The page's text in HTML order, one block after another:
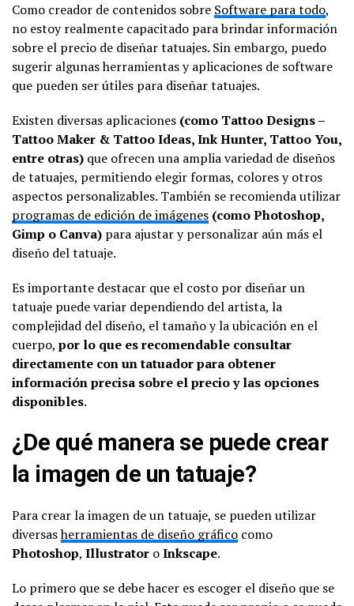
Como creador de contenidos sobre Software para todo,
no estoy realmente capacitado para brindar información
sobre el precio de diseñar tatuajes. Sin embargo, puedo
sugerir algunas herramientas y aplicaciones de software
que pueden ser útiles para diseñar tatuajes.
Existen diversas aplicaciones (como Tattoo Designs –
Tattoo Maker & Tattoo Ideas, Ink Hunter, Tattoo You,
entre otras) que ofrecen una amplia variedad de diseños
de tatuajes, permitiendo elegir formas, colores y otros
aspectos personalizables. También se recomienda utilizar
programas de edición de imágenes (como Photoshop,
Gimp o Canva) para ajustar y personalizar aún más el
diseño del tatuaje.
Es importante destacar que el costo por diseñar un
tatuaje puede variar dependiendo del artista, la
complejidad del diseño, el tamaño y la ubicación en el
cuerpo, por lo que es recomendable consultar
directamente con un tatuador para obtener
información precisa sobre el precio y las opciones
disponibles.
¿De qué manera se puede crear
la imagen de un tatuaje?
Para crear la imagen de un tatuaje, se pueden utilizar
diversasherramientas de diseño gráfico como
Photoshop, Illustrator oInkscape.
Lo primero que se debe hacer es escoger el diseño que se